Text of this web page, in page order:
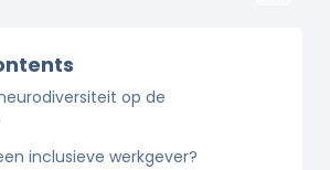
op de
inclusieve werkgever?